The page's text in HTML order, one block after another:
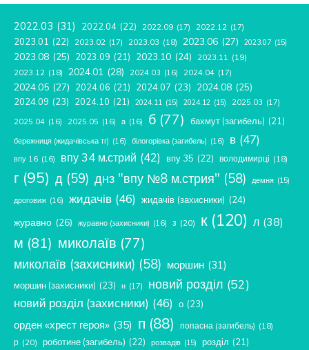
2022.03 (31) 2022.04 (22) 2022.09 (17) 2022.12 (17)
2023.01 (22) 2023.02 (17) 2023.03 (18) 2023.06 (27) 2023.07 (15)
2023.08 (25) 2023.09 (21) 2023.10 (24) 2023.11 (19)
2023.12 (18) 2024.01 (28) 2024.03 (16) 2024.04 (17)
2024.05 (27) 2024.06 (21) 2024.07 (23) 2024.08 (25)
2024.09 (23) 2024.10 (21) 2024.11 (15) 2024.12 (15) 2025.03 (17)
2025.04 (16) 2025.05 (16) а (16) б (77) бахмут (загибель) (21)
бережниця (жидачівська тг) (16) білогорівка (загибель) (16) в (47)
впу 16 (16) впу 34 м.стрий (42) впу 35 (22) володимирці (18)
г (95) д (59) днз "впу №8 м.стрия" (58) демня (15)
дроговиж (16) жидачів (46) жидачів (захисники) (24)
журавно (26) журавно (захисники) (16) з (20) к (120) л (38)
м (81) миколаїв (77)
миколаїв (захисники) (58) моршин (31)
моршин (захисники) (23) н (17) новий розділ (52)
новий розділ (захисники) (46) о (23)
орден «хрест героя» (35) п (88) попасна (загибель) (18)
р (20) роботине (загибель) (22) розвадів (15) розділ (21)